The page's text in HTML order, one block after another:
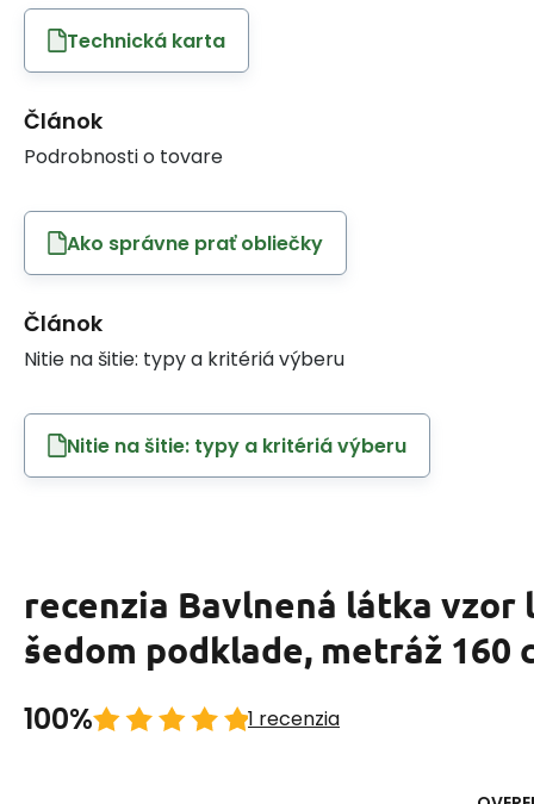
Technická karta
Článok
Podrobnosti o tovare
Ako správne prať obliečky
Článok
Nitie na šitie: typy a kritériá výberu
Nitie na šitie: typy a kritériá výberu
recenzia Bavlnená látka vzor
šedom podklade, metráž 160
100% 1 recenzia